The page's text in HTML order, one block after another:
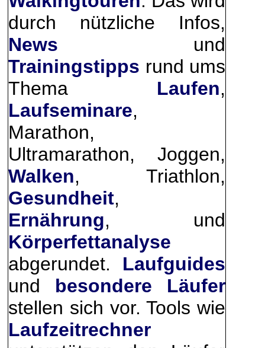
durch nützliche Infos,
News und
Trainingstipps rund ums
Thema Laufen,
Laufseminare,
Marathon,
Ultramarathon, Joggen,
Walken, Triathlon,
Gesundheit,
Ernährung, und
Körperfettanalyse
abgerundet. Laufguides
und besondere Läufer
stellen sich vor. Tools wie
Laufzeitrechner